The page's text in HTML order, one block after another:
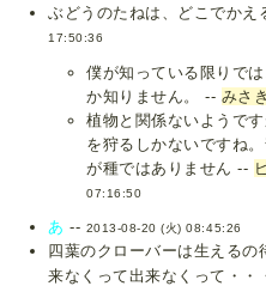
ぶどうのたねは、どこでか
17:50:36
僕が知っている限りでは
か知りません。 -- みさ
植物と関係ないようで
を狩るしかないですね
が種ではありません --
07:16:50
あ -- 2013-08-20 (火) 08:45:26
四葉のクローバーは生えるの
来なくって出来なくって・・